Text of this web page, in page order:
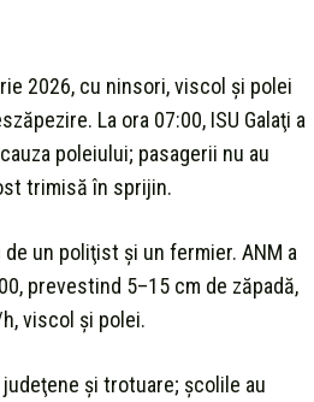
2026, cu ninsori, viscol şi polei
La ora 07:00, ISU Galaţi a
poleiului; pasagerii nu au
trimisă în sprijin.
un poliţist şi un fermier. ANM a
prevestind 5–15 cm de zăpadă,
viscol şi polei.
şi trotuare; şcolile au